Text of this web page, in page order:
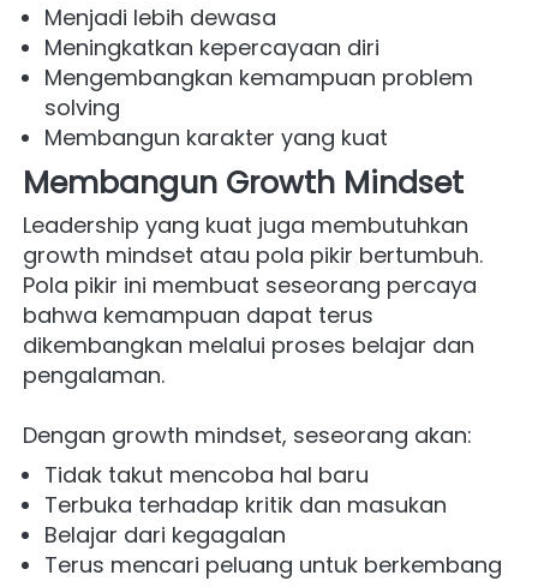
Menjadi lebih dewasa
Meningkatkan kepercayaan diri
Mengembangkan kemampuan problem
solving
Membangun karakter yang kuat
Membangun Growth Mindset
Leadership yang kuat juga membutuhkan
growth mindset atau pola pikir bertumbuh.
Pola pikir ini membuat seseorang percaya
bahwa kemampuan dapat terus
dikembangkan melalui proses belajar dan
pengalaman.
Dengan growth mindset, seseorang akan:
Tidak takut mencoba hal baru
Terbuka terhadap kritik dan masukan
Belajar dari kegagalan
Terus mencari peluang untuk berkembang